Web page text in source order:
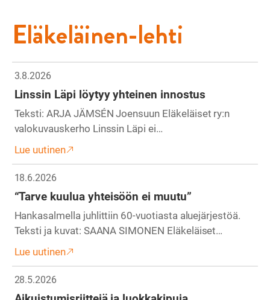
Eläkeläinen-lehti
3.8.2026
Linssin Läpi löytyy yhteinen innostus
Teksti: ARJA JÄMSÉN Joensuun Eläkeläiset ry:n
valokuvauskerho Linssin Läpi ei…
Lue uutinen
18.6.2026
“Tarve kuulua yhteisöön ei muutu”
Hankasalmella juhlittiin 60-vuotiasta aluejärjestöä.
Teksti ja kuvat: SAANA SIMONEN Eläkeläiset…
Lue uutinen
28.5.2026